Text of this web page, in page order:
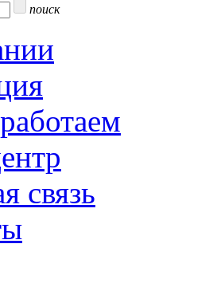
поиск
связь